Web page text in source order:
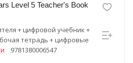
Level 5 Teacher's Book
+ цифровой учебник +
тетрадь + цифровые
9781380006547